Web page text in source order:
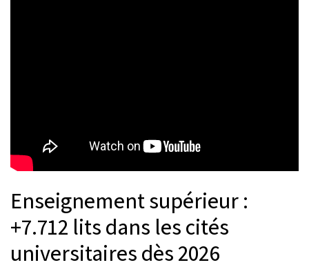
Enseignement supérieur :
+7.712 lits dans les cités
universitaires dès 2026